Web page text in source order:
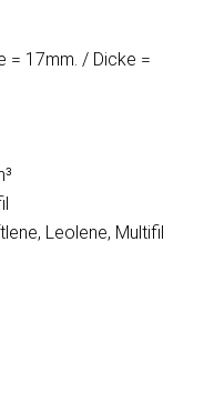
= 17mm. / Dicke =
Leolene, Multifil